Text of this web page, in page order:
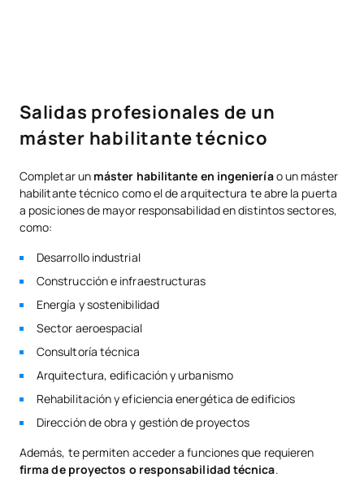
Salidas profesionales de un
máster habilitante técnico
Completar un máster habilitante en ingenieríao un máster
habilitante técnico como el de arquitectura te abre la puerta
a posiciones de mayor responsabilidad en distintos sectores,
como:
Desarrollo industrial
Construcción e infraestructuras
Energía y sostenibilidad
Sector aeroespacial
Consultoría técnica
Arquitectura, edificación y urbanismo
Rehabilitación y eficiencia energética de edificios
Dirección de obra y gestión de proyectos
Además, te permiten acceder a funciones que requieren
firma de proyectos o responsabilidad técnica.